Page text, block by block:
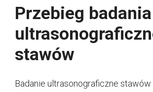
Przebieg badania
stawów
Badanie ultrasonograficzne stawów